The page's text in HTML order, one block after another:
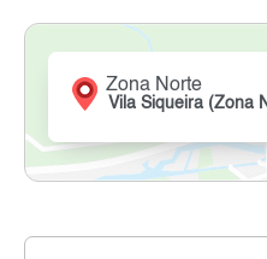
Zona Norte
Vila Siqueira (Zona